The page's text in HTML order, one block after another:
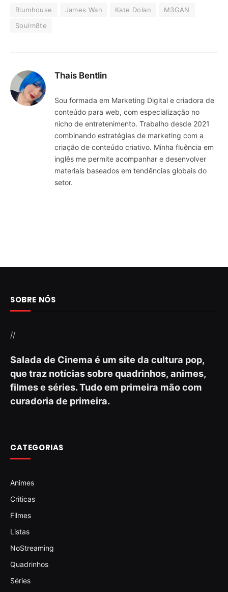
Blumhouse James Wan Kate Dolan
M3GAN
Soulm8te
Thais Bentlin
Sou formada em Marketing Digital e criadora de
conteúdo para web, com especialização no
nicho de entretenimento. Trabalho desde 2021
combinando estratégias de marketing com a
criação de conteúdo criativo. Minha fluência em
inglês me permite acompanhar e desenvolver
materiais baseados em tendências globais do
setor.
SOBRE NÓS
//
Salada de Cinema é um site da cultura pop,
que traz notícias sobre quadrinhos, animes,
filmes e séries. Tudo em primeira mão com
curadoria de primeira.
CATEGORIAS
Animes
Criticas
Filmes
Listas
NoStreaming
Quadrinhos
Séries